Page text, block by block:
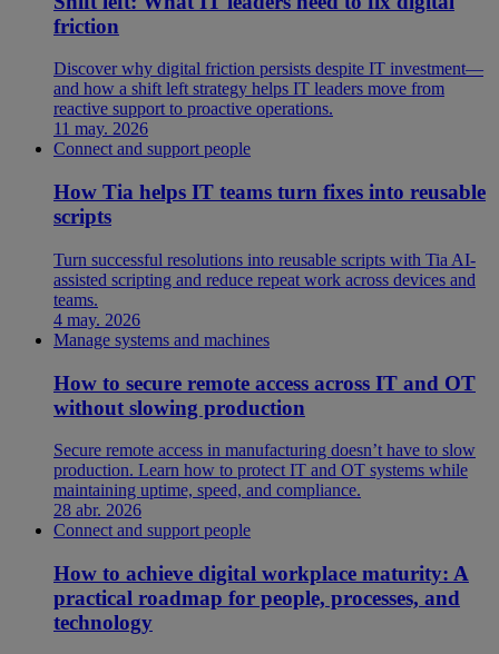
friction
Discover why digital friction persists despite IT investment—
and how a shift left strategy helps IT leaders move from
reactive support to proactive operations.
11 may. 2026
Connect and support people
How Tia helps IT teams turn fixes into reusable
scripts
Turn successful resolutions into reusable scripts with Tia AI-
assisted scripting and reduce repeat work across devices and
teams.
4 may. 2026
Manage systems and machines
How to secure remote access across IT and OT
without slowing production
Secure remote access in manufacturing doesn’t have to slow
production. Learn how to protect IT and OT systems while
maintaining uptime, speed, and compliance.
28 abr. 2026
Connect and support people
How to achieve digital workplace maturity: A
practical roadmap for people, processes, and
technology